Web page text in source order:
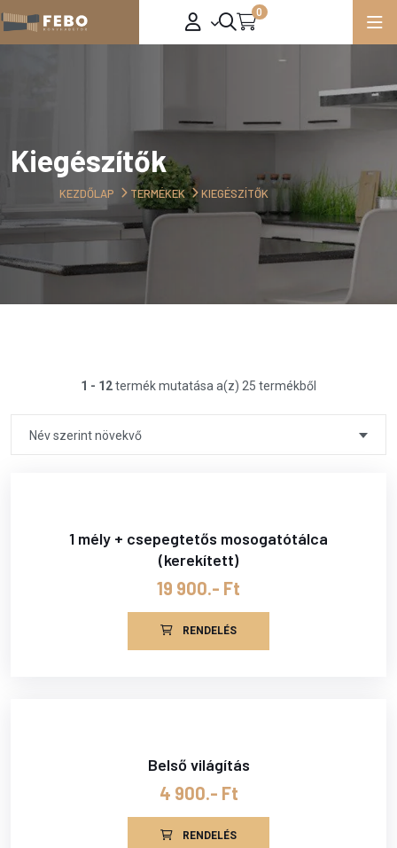
0
Kiegészítők
KEZDŐLAP TERMÉKEK KIEGÉSZÍTŐK
1 - 12termék mutatása a(z) 25 termékből
Név szerint növekvő
1 mély + csepegtetős mosogatótálca
(kerekített)
19 900.- Ft
RENDELÉS
Belső világítás
4 900.- Ft
RENDELÉS